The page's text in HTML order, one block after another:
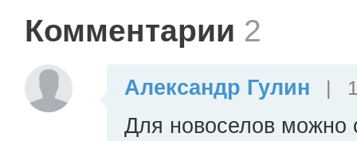
Комментарии 2
Александр Гулин |
Для новоселов можно